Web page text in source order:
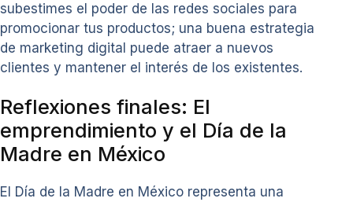
subestimes el poder de las redes sociales para
promocionar tus productos; una buena estrategia
de marketing digital puede atraer a nuevos
clientes y mantener el interés de los existentes.
Reflexiones finales: El
emprendimiento y el Día de la
Madre en México
El Día de la Madre en México representa una